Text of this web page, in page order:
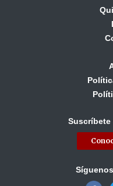
Suscríbete